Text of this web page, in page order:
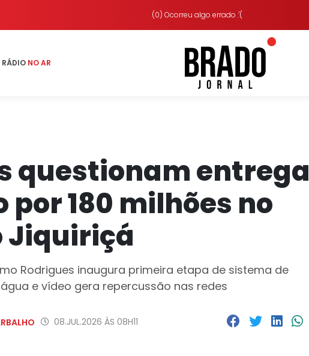
(0) Ocorreu algo errado :'(
RÁDIO NO AR
questionam entrega
por 180 milhões no
Jiquiriçá
Rodrigues inaugura primeira etapa de sistema de
e vídeo gera repercussão nas redes
08.JUL.2026 ÀS 08H11